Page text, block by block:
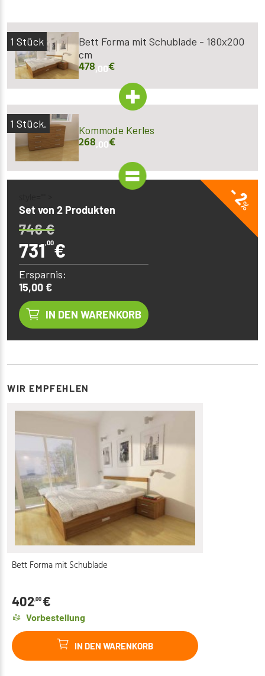
1 Stück
Bett Forma mit Schublade - 180x200
cm
478,00€
1 Stück.
Kommode Kerles
268,00€
- 2
%
Set von 2 Produkten
746€
731,00€
Ersparnis:
15,00 €
IN DEN WARENKORB
WIR EMPFEHLEN
Bett Forma mit Schublade
402,00 €
Vorbestellung
IN DEN WARENKORB